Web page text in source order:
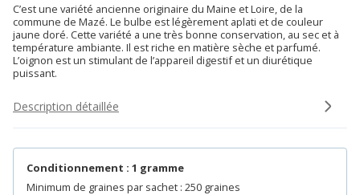
C’est une variété ancienne originaire du Maine et Loire, de la
commune de Mazé. Le bulbe est légèrement aplati et de couleur
jaune doré. Cette variété a une très bonne conservation, au sec et à
température ambiante. Il est riche en matière sèche et parfumé.
L’oignon est un stimulant de l’appareil digestif et un diurétique
puissant.
Description détaillée
Conditionnement : 1 gramme
Minimum de graines par sachet : 250 graines